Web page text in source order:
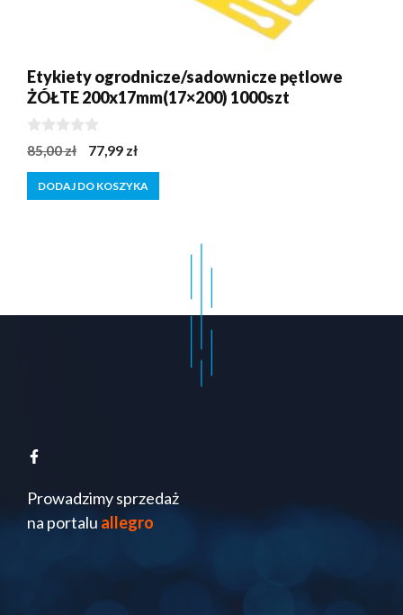
Etykiety ogrodnicze/sadownicze pętlowe
ŻÓŁTE 200x17mm(17×200) 1000szt
0
z
5
85,00zł
Pierwotna
cena
wynosiła:
77,99 złAktualna
cena
wynosi:
DODAJ DO KOSZYKA
Prowadzimy sprzedaż
na portalu allegro